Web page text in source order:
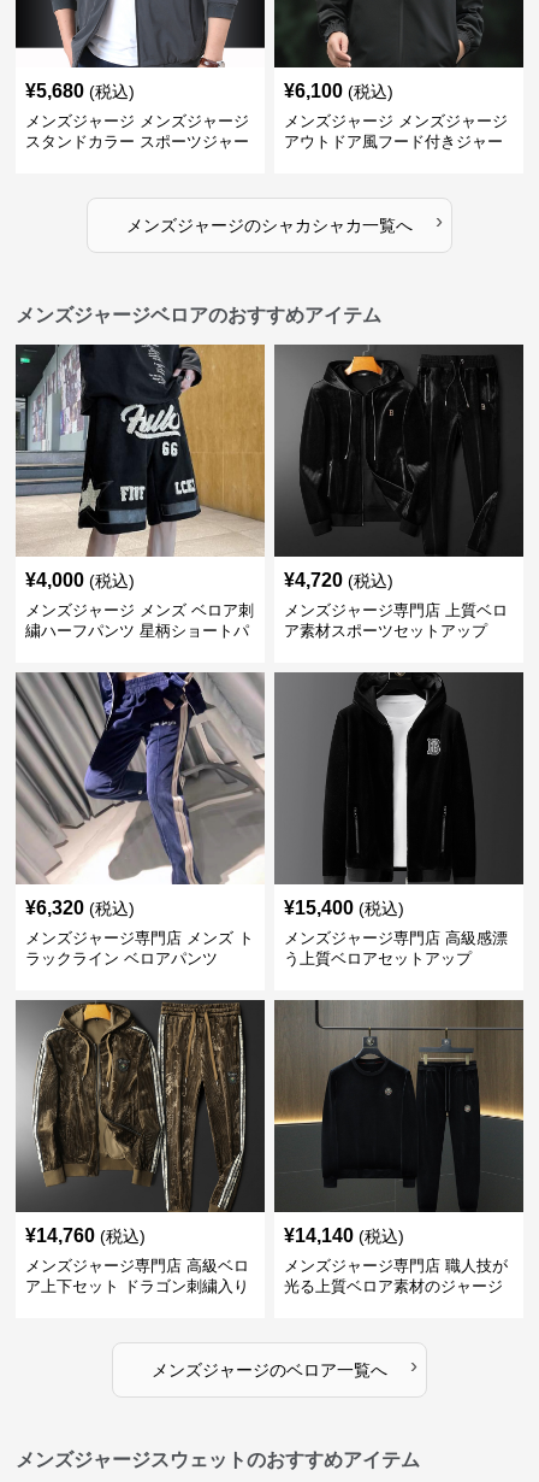
¥5,680 (税込)
メンズジャージ メンズジャージ
スタンドカラー スポーツジャー
¥6,100 (税込)
メンズジャージ メンズジャージ
アウトドア風フード付きジャー
メンズジャージのシャカシャカ一覧へ ›
メンズジャージベロアのおすすめアイテム
¥4,000 (税込)
メンズジャージ メンズ ベロア刺
繍ハーフパンツ 星柄ショートパ
¥4,720 (税込)
メンズジャージ専門店 上質ベロ
ア素材スポーツセットアップ
¥6,320 (税込)
メンズジャージ専門店 メンズ ト
ラックライン ベロアパンツ
¥15,400 (税込)
メンズジャージ専門店 高級感漂
う上質ベロアセットアップ
¥14,760 (税込)
メンズジャージ専門店 高級ベロ
ア上下セット ドラゴン刺繍入り
¥14,140 (税込)
メンズジャージ専門店 職人技が
光る上質ベロア素材のジャージ
メンズジャージのベロア一覧へ ›
メンズジャージスウェットのおすすめアイテム